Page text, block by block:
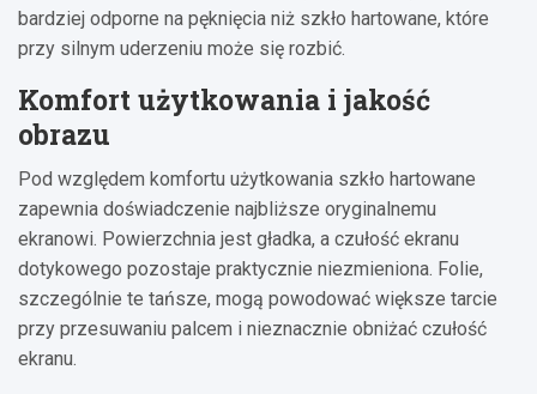
bardziej odporne na pęknięcia niż szkło hartowane, które
przy silnym uderzeniu może się rozbić.
Komfort użytkowania i jakość
obrazu
Pod względem komfortu użytkowania szkło hartowane
zapewnia doświadczenie najbliższe oryginalnemu
ekranowi. Powierzchnia jest gładka, a czułość ekranu
dotykowego pozostaje praktycznie niezmieniona. Folie,
szczególnie te tańsze, mogą powodować większe tarcie
przy przesuwaniu palcem i nieznacznie obniżać czułość
ekranu.